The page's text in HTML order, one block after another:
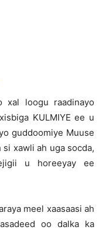
xal loogu raadinayo
KULMIYE ee u
guddoomiye Muuse
xawli ah uga socda,
u horeeyay ee
meel xaasaasi ah
oo dalka ka